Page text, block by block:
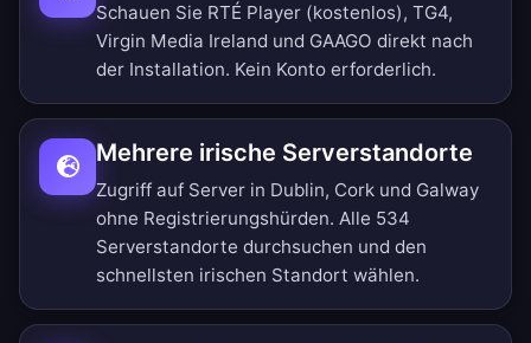
Schauen Sie RTÉ Player (kostenlos), TG4,
Virgin Media Ireland und GAAGO direkt nach
der Installation. Kein Konto erforderlich.
Mehrere irische Serverstandorte
Zugriff auf Server in Dublin, Cork und Galway
ohne Registrierungshürden. Alle 534
Serverstandorte durchsuchen und den
schnellsten irischen Standort wählen.